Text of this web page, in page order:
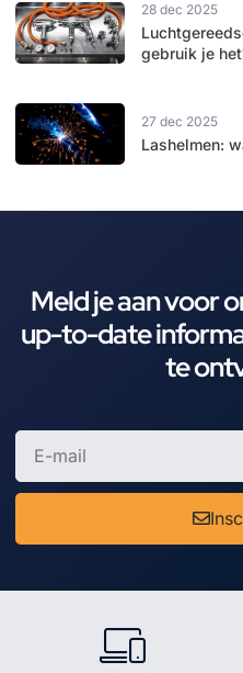
28 dec 2025
gebruik je
27 dec 2025
Lashelmen:
Meld je aan voor
up-to-date
te